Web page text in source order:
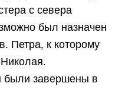
с севера
был назначен
Петра, к которому
были завершены в